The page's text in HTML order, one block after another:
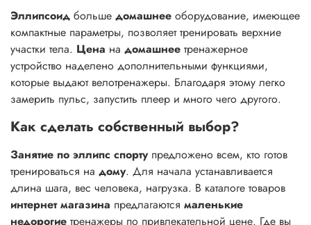
Эллипсоид больше домашнее оборудование, имеющее
компактные параметры, позволяет тренировать верхние
участки тела. Цена на домашнее тренажерное
устройство наделено дополнительными функциями,
которые выдают велотренажеры. Благодаря этому легко
замерить пульс, запустить плеер и много чего другого.
Как сделать собственный выбор?
Занятие по эллипс спортупредложено всем, кто готов
тренироваться на дому. Для начала устанавливается
длина шага, вес человека, нагрузка. В каталоге товаров
интернет магазина предлагаются маленькие
недорогие тренажеры по привлекательной цене. Где вы